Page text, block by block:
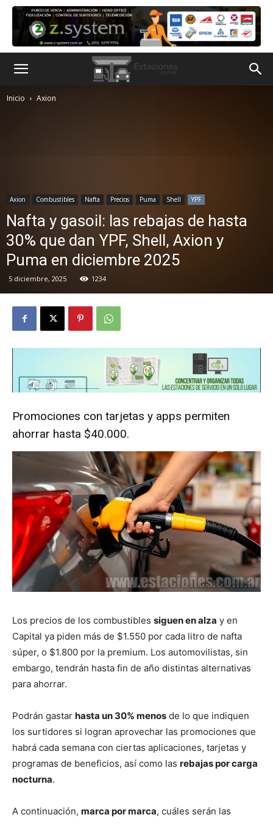
Inicio Axion
Axion Combustibles Nafta Precios Puma Shell YPF
Nafta y gasoil: las rebajas de hasta
30% que dan YPF, Shell, Axion y
Puma en diciembre 2025
5 diciembre, 2025 1234
Promociones con tarjetas y apps permiten
ahorrar hasta $40.000.
Los precios de los combustibles siguen en alza y en
Capital ya piden más de $1.550 por cada litro de nafta
súper, o $1.800 por la premium. Los automovilistas, sin
embargo, tendrán hasta fin de año distintas alternativas
para ahorrar.
Podrán gastar hasta un 30% menos de lo que indiquen
los surtidores si logran aprovechar las promociones que
habrá cada semana con ciertas aplicaciones, tarjetas y
programas de beneficios, así como las rebajas por carga
nocturna.
A continuación, marca por marca, cuáles serán las